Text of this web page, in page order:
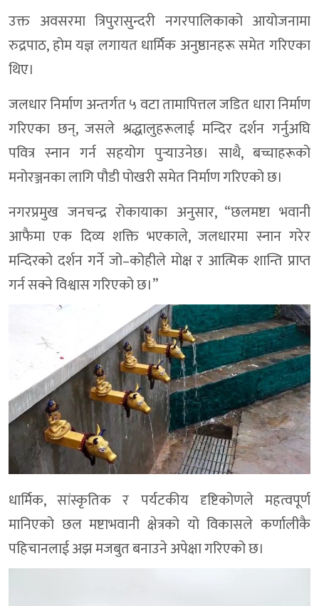
उक्त अवसरमा त्रिपुरासुन्दरी नगरपालिकाको आयोजनामा
रुद्रपाठ, होम यज्ञ लगायत धार्मिक अनुष्ठानहरू समेत गरिएका
थिए।
जलधार निर्माण अन्तर्गत ५ वटा तामापित्तल जडित धारा निर्माण
गरिएका छन्, जसले श्रद्धालुहरूलाई मन्दिर दर्शन गर्नुअघि
पवित्र स्नान गर्न सहयोग पुर्‍याउनेछ। साथै, बच्चाहरूको
मनोरञ्जनका लागि पौडी पोखरी समेत निर्माण गरिएको छ।
नगरप्रमुख जनचन्द्र रोकायाका अनुसार, “छलमष्टा भवानी
आफैमा एक दिव्य शक्ति भएकाले, जलधारमा स्नान गरेर
मन्दिरको दर्शन गर्ने जो–कोहीले मोक्ष र आत्मिक शान्ति प्राप्त
गर्न सक्ने विश्वास गरिएको छ।”
धार्मिक, सांस्कृतिक र पर्यटकीय दृष्टिकोणले महत्वपूर्ण
मानिएको छल मष्टाभवानी क्षेत्रको यो विकासले कर्णालीकै
पहिचानलाई अझ मजबुत बनाउने अपेक्षा गरिएको छ।